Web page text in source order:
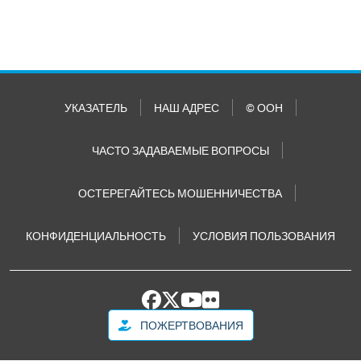
УКАЗАТЕЛЬ НАШ АДРЕС © ООН
ЧАСТО ЗАДАВАЕМЫЕ ВОПРОСЫ
ОСТЕРЕГАЙТЕСЬ МОШЕННИЧЕСТВА
КОНФИДЕНЦИАЛЬНОСТЬ УСЛОВИЯ ПОЛЬЗОВАНИЯ
ПОЖЕРТВОВАНИЯ